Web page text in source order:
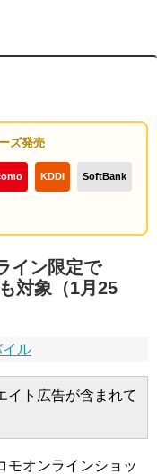
ズ発売
KDDI SoftBank
イン限定で
対象（1月25
イル
ト広告が含まれて
モオンラインショッ